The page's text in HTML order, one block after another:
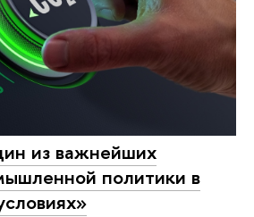
из важнейших
политики в